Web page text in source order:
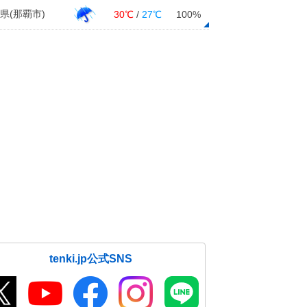
(那覇市) 30℃ / 27℃ 100%
tenki.jp公式SNS